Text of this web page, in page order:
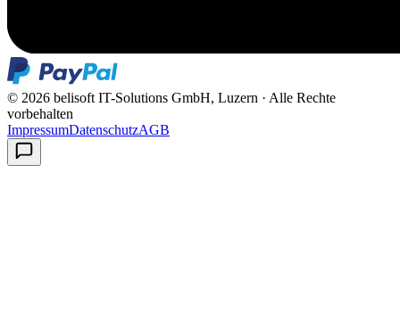
© 2026 belisoft IT-Solutions GmbH, Luzern · Alle Rechte
vorbehalten
ImpressumDatenschutzAGB